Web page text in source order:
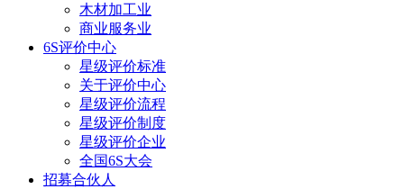
木材加工业
商业服务业
6S评价中心
星级评价标准
关于评价中心
星级评价流程
星级评价制度
星级评价企业
全国6S大会
招募合伙人